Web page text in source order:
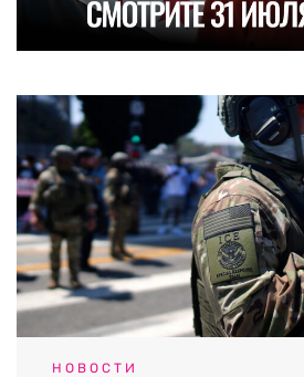
НОВОСТИ